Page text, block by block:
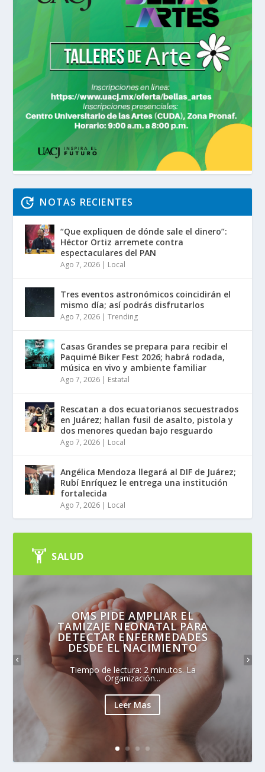
NOTAS RECIENTES
“Que expliquen de dónde sale el dinero”:
Héctor Ortiz arremete contra
espectaculares del PAN
Ago 7, 2026 | Local
Tres eventos astronómicos coincidirán el
mismo día; así podrás disfrutarlos
Ago 7, 2026 |Trending
Casas Grandes se prepara para recibir el
Paquimé Biker Fest 2026; habrá rodada,
música en vivo y ambiente familiar
Ago 7, 2026 | Estatal
Rescatan a dos ecuatorianos secuestrados
en Juárez; hallan fusil de asalto, pistola y
dos menores quedan bajo resguardo
Ago 7, 2026 | Local
Angélica Mendoza llegará al DIF de Juárez;
Rubí Enríquez le entrega una institución
fortalecida
Ago 7, 2026 | Local
SALUD
OMS PIDE AMPLIAR EL
TAMIZAJE NEONATAL PARA
DETECTAR ENFERMEDADES
DESDE EL NACIMIENTO
Tiempo de lectura: 2 minutos. La
Organización...
Leer Mas